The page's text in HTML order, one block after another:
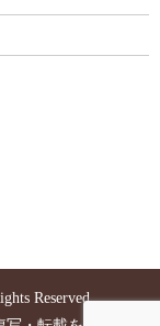
Reserved.